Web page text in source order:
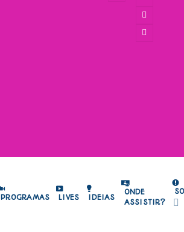
PROGRAMAS LIVES IDEIAS
ONDE
ASSISTIR?